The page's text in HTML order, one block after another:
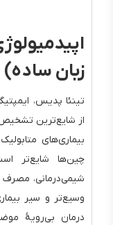
زبان ساده)
تینئا پدیس،
از شایع‌ترین
بیماری‌های
چین‌ها شایع‌تر
شیمی‌درمانی، مصرف
وسیع‌تر و سیر
درمان بی‌رویهٔ